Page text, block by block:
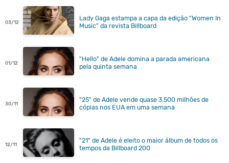
03/12
Lady Gaga estampa a capa da edição "Women In
Music" da revista Billboard
01/12
"Hello" de Adele domina a parada americana
pela quinta semana
30/11
"25" de Adele vende quase 3.500 milhões de
cópias nos EUA em uma semana
12/11
"21" de Adele é eleito o maior álbum de todos os
tempos da Billboard 200